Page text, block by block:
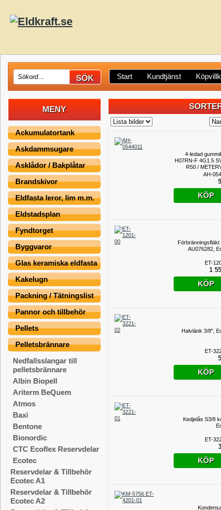
Start Kundtjänst
MENY
Ackumulatortank
Askdammsugare
Asklådor / Bakplåtar
Brandskivor
Eldfasta leror, lim m.m.
Eldstadsplan
Fyndtorget
Byggvaror
Glas keramiska eldfasta
Kakelugn
Packning / Tätningslist
Pannor och tillbehör
Pellets
Pelletsbrännare
Nedfallsslangar till
pelletsbrännare
Albin Biopell
Ariterm BeQuem
Atmos
Baxi
Bentone
Bionordic
CTC Ecoflex Reservdelar
Ecotec
Reservdelar & Tillbehör
Ecotec A1
Reservdelar & Tillbehör
Ecotec A2
4-ledad
H07RN-F 4G1.5
R50 /
AH-
KÖP
Förbränningsfläkt
AU076282,
ET-
1
KÖP
Halvlänk 3/8",
ET-
KÖP
Kedjelås S3/8
ET-
KÖP